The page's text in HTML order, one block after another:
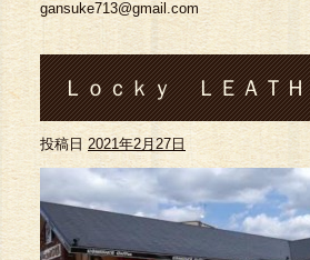
gansuke713@gmail.com
Ｌｏｃｋｙ ＬＥＡＴ
コメダ珈琲菊池店
投稿日 2021年2月27日